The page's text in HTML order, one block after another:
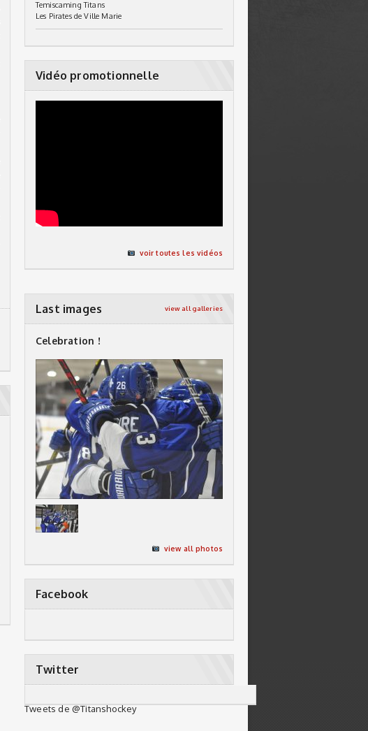
Temiscaming Titans
Les Pirates de Ville Marie
Vidéo promotionnelle
voir toutes les vidéos
Last images view all galleries
Celebration !
view all photos
Facebook
Twitter
Tweets de @Titanshockey